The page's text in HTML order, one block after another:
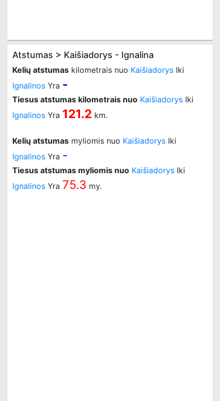
Atstumas > Kaišiadorys - Ignalina
Kelių atstumas kilometrais nuo Kaišiadorys Iki
Ignalinos Yra -
Tiesus atstumas kilometrais nuo Kaišiadorys Iki
Ignalinos Yra 121.2 km.
Kelių atstumas myliomis nuo Kaišiadorys Iki
Ignalinos Yra -
Tiesus atstumas myliomis nuo Kaišiadorys Iki
Ignalinos Yra 75.3 my.